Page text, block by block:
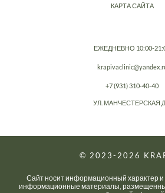
КАРТА САЙТА
ЕЖЕДНЕВНО 10:00-
+7 (931) 310-40-40
УЛ. МАНЧЕСТЕРСКАЯ
© 2023-2026
Сайт носит информационный характер и
информационные материалы,